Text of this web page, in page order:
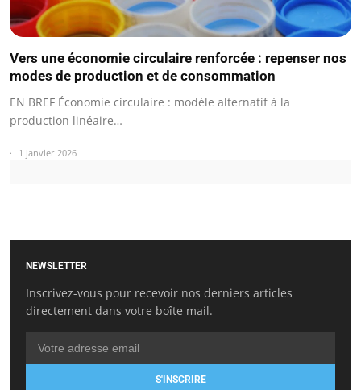
Vers une économie circulaire renforcée : repenser nos
modes de production et de consommation
EN BREF Économie circulaire : modèle alternatif à la
production linéaire…
1 janvier 2026
NEWSLETTER
Inscrivez-vous pour recevoir nos derniers articles
directement dans votre boîte mail.
S'INSCRIRE